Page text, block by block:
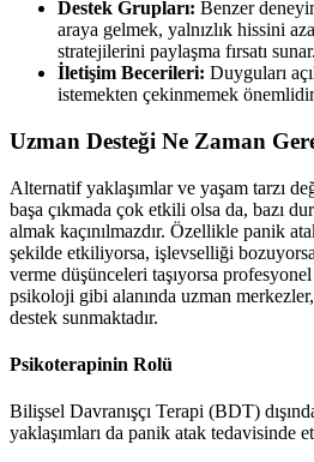
Destek Grupları: Benzer
araya gelmek, yalnızlık hissini
stratejilerini paylaşma fırsatı sunar.
İletişim Becerileri: Duyguları
istemekten çekinmemek
Uzman Desteği Ne Zaman
Alternatif yaklaşımlar ve yaşam tarzı
başa çıkmada çok etkili olsa da, bazı
almak kaçınılmazdır. Özellikle panik
şekilde etkiliyorsa, işlevselliği
verme düşünceleri taşıyorsa
psikoloji gibi alanında uzman
destek sunmaktadır.
Psikoterapinin Rolü
Bilişsel Davranışçı Terapi (BDT)
yaklaşımları da panik atak tedavisinde